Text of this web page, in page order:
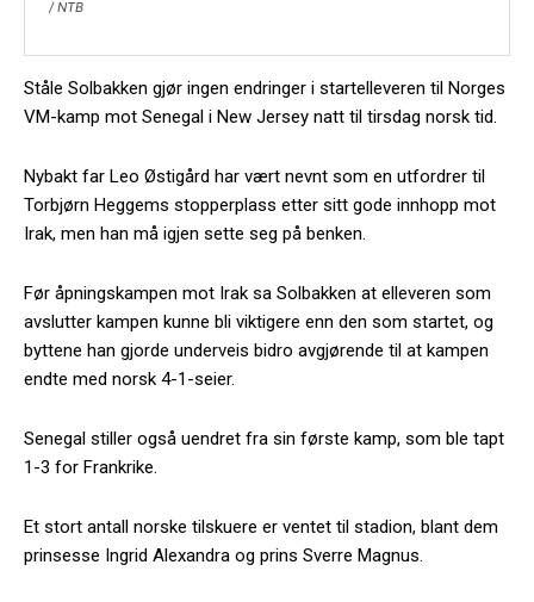
/ NTB
Ståle Solbakken gjør ingen endringer i startelleveren til Norges
VM-kamp mot Senegal i New Jersey natt til tirsdag norsk tid.
Nybakt far Leo Østigård har vært nevnt som en utfordrer til
Torbjørn Heggems stopperplass etter sitt gode innhopp mot
Irak, men han må igjen sette seg på benken.
Før åpningskampen mot Irak sa Solbakken at elleveren som
avslutter kampen kunne bli viktigere enn den som startet, og
byttene han gjorde underveis bidro avgjørende til at kampen
endte med norsk 4-1-seier.
Senegal stiller også uendret fra sin første kamp, som ble tapt
1-3 for Frankrike.
Et stort antall norske tilskuere er ventet til stadion, blant dem
prinsesse Ingrid Alexandra og prins Sverre Magnus.